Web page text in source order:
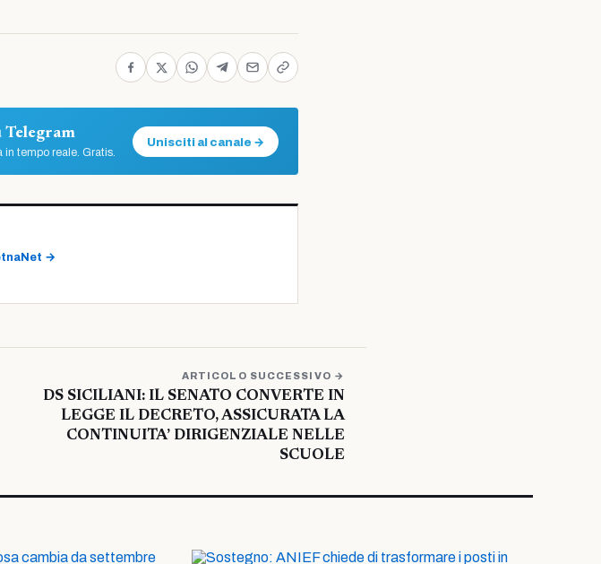
Telegram
tempo reale. Gratis.
Unisciti al canale →
→
ARTICOLO SUCCESSIVO →
DS SICILIANI: IL SENATO CONVERTE IN
LEGGE IL DECRETO, ASSICURATA LA
CONTINUITA’ DIRIGENZIALE NELLE
SCUOLE